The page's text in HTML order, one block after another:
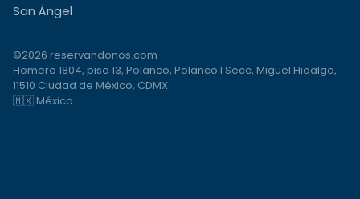
San Ángel
©2026 reservandonos.com
Homero 1804, piso 13, Polanco, Polanco I Secc, Miguel Hidalgo,
11510 Ciudad de México, CDMX
🇲🇽 México